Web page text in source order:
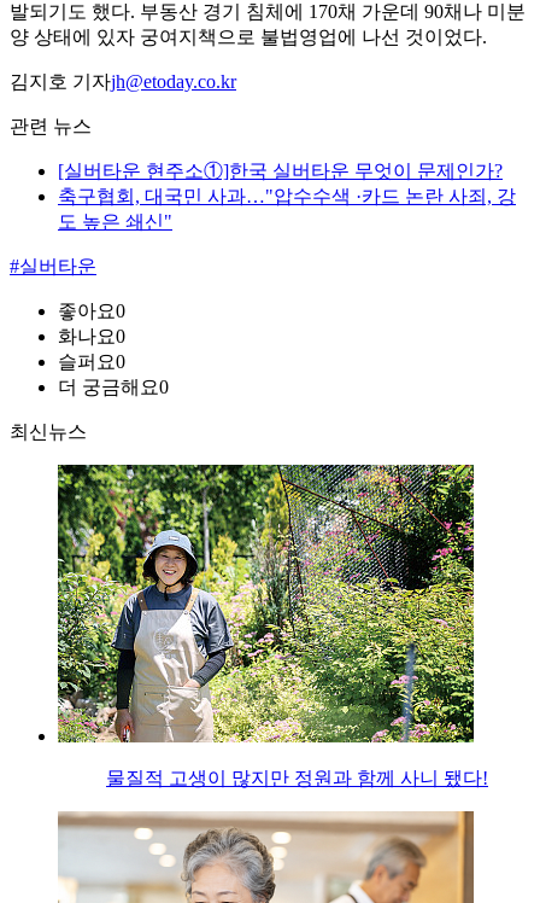
발되기도 했다. 부동산 경기 침체에 170채 가운데 90채나 미분
양 상태에 있자 궁여지책으로 불법영업에 나선 것이었다.
김지호 기자jh@etoday.co.kr
관련 뉴스
[실버타운 현주소①]한국 실버타운 무엇이 문제인가?
축구협회, 대국민 사과…"압수수색 ·카드 논란 사죄, 강
도 높은 쇄신"
#실버타운
좋아요0
화나요0
슬퍼요0
더 궁금해요0
최신뉴스
물질적 고생이 많지만 정원과 함께 사니 됐다!